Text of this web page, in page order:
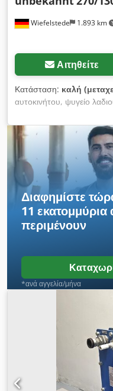
Wiefelstede 1.893 km
Αιτηθείτε
Κατάσταση: καλή
αυτοκινήτου, ψυγείο
λαδιού: εναλλάκτης
δυστυχώς, δεν υπάρχει
Dsdpfxjzk Etbe Abzock -
-Διαστάσεις: 270/130/
Διαφημίστε
11 εκατομμύρια
περιμένουν
*ανά αγγελία/μήνα